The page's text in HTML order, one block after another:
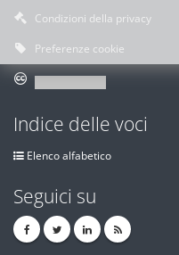
Condizioni della privacy
Preferenze cookie
Indice delle voci
Elenco alfabetico
Seguici su